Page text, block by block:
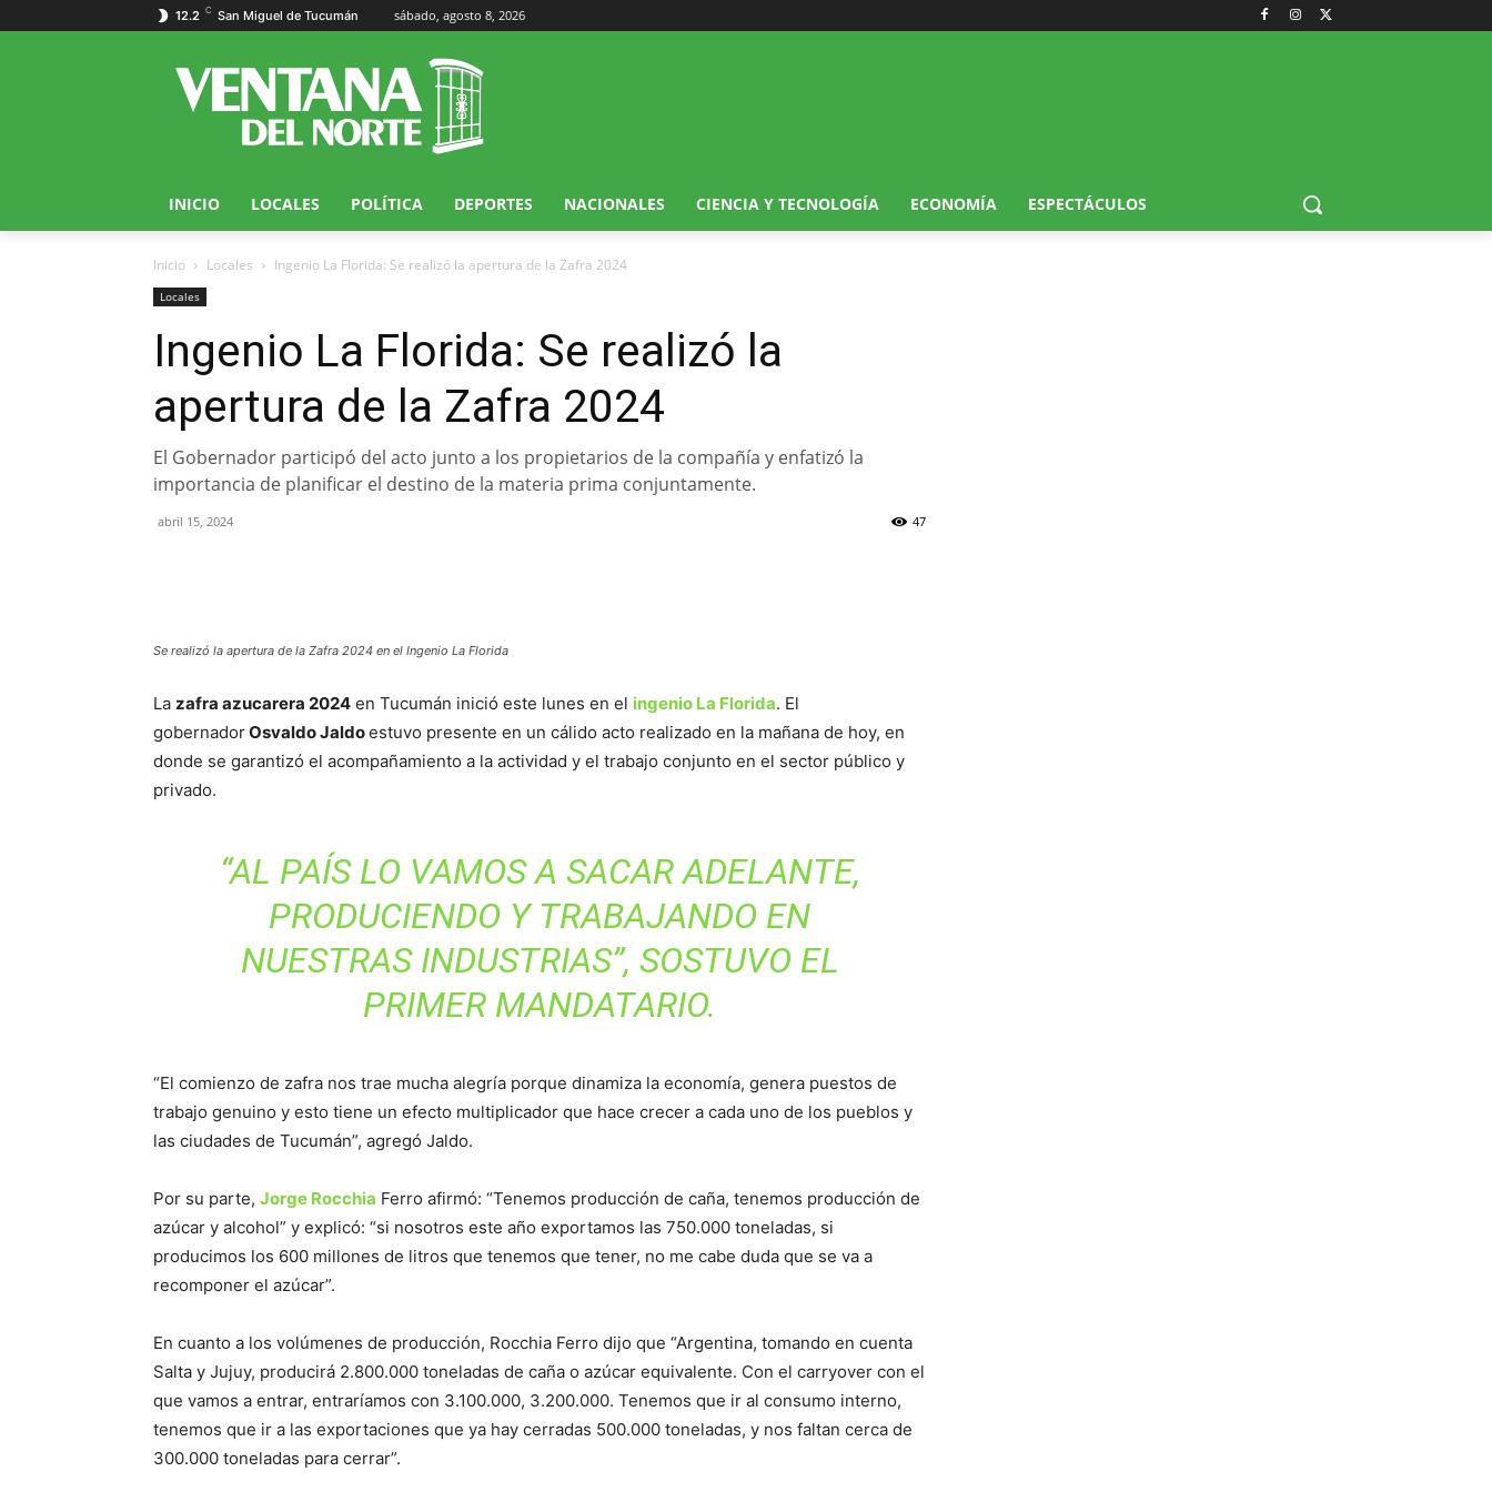
12.2 C San Miguel de Tucumán sábado, agosto 8, 2026
INICIO LOCALES POLÍTICA DEPORTES NACIONALES CIENCIA Y TECNOLOGÍA ECONOMÍA ESPECTÁCULOS
Inicio Locales Ingenio La Florida: Se realizó la apertura de la Zafra 2024
Locales
Ingenio La Florida: Se realizó la
apertura de la Zafra 2024
El Gobernador participó del acto junto a los propietarios de la compañía y enfatizó la
importancia de planificar el destino de la materia prima conjuntamente.
abril 15, 2024 47
Se realizó la apertura de la Zafra 2024 en el Ingenio La Florida
La zafra azucarera 2024 en Tucumán inició este lunes en el ingenio La Florida. El
gobernadorOsvaldo Jaldoestuvo presente en un cálido acto realizado en la mañana de hoy, en
donde se garantizó el acompañamiento a la actividad y el trabajo conjunto en el sector público y
privado.
“AL PAÍS LO VAMOS A SACAR ADELANTE,
PRODUCIENDO Y TRABAJANDO EN
NUESTRAS INDUSTRIAS”, SOSTUVO EL
PRIMER MANDATARIO.
“El comienzo de zafra nos trae mucha alegría porque dinamiza la economía, genera puestos de
trabajo genuino y esto tiene un efecto multiplicador que hace crecer a cada uno de los pueblos y
las ciudades de Tucumán”, agregó Jaldo.
Por su parte, Jorge Rocchia Ferro afirmó: “Tenemos producción de caña, tenemos producción de
azúcar y alcohol” y explicó: “si nosotros este año exportamos las 750.000 toneladas, si
producimos los 600 millones de litros que tenemos que tener, no me cabe duda que se va a
recomponer el azúcar”.
En cuanto a los volúmenes de producción, Rocchia Ferro dijo que “Argentina, tomando en cuenta
Salta y Jujuy, producirá 2.800.000 toneladas de caña o azúcar equivalente. Con el carryover con el
que vamos a entrar, entraríamos con 3.100.000, 3.200.000. Tenemos que ir al consumo interno,
tenemos que ir a las exportaciones que ya hay cerradas 500.000 toneladas, y nos faltan cerca de
300.000 toneladas para cerrar”.